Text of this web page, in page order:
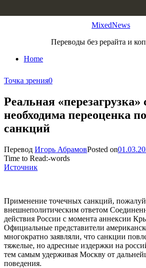
MixedNews
Переводы без рерайта и
Home
Точка зрения0
Реальная «перезагрузка»
необходима переоценка
санкций
Перевод Игорь АбрамовPosted on
Time to Read:-words
Источник
Применение точечных санкций,
внешнеполитическим ответом
действия России с момента аннексии
Официальные представители
многократно заявляли, что санкции
тяжелые, но адресные издержки на
тем самым удерживая Москву от
поведения.